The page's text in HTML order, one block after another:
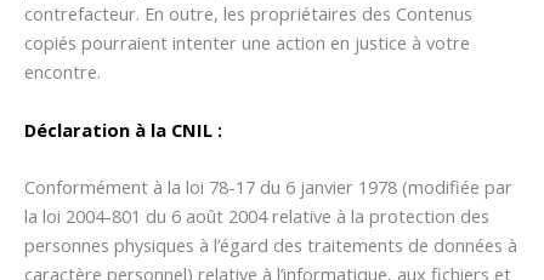
contrefacteur. En outre, les propriétaires des Contenus
copiés pourraient intenter une action en justice à votre
encontre.
Déclaration à la CNIL :
Conformément à la loi 78-17 du 6 janvier 1978 (modifiée par
la loi 2004-801 du 6 août 2004 relative à la protection des
personnes physiques à l’égard des traitements de données à
caractère personnel) relative à l’informatique, aux fichiers et